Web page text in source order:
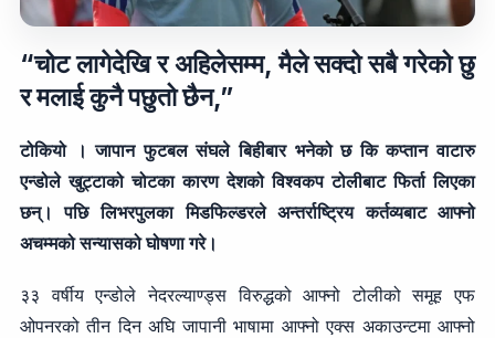
“चोट लागेदेखि र अहिलेसम्म, मैले सक्दो सबै गरेको छु
र मलाई कुनै पछुतो छैन,”
टोकियो । जापान फुटबल संघले बिहीबार भनेको छ कि कप्तान वाटारु
एन्डोले खुट्टाको चोटका कारण देशको विश्वकप टोलीबाट फिर्ता लिएका
छन्। पछि लिभरपुलका मिडफिल्डरले अन्तर्राष्ट्रिय कर्तव्यबाट आफ्नो
अचम्मको सन्यासको घोषणा गरे।
३३ वर्षीय एन्डोले नेदरल्याण्ड्स विरुद्धको आफ्नो टोलीको समूह एफ
ओपनरको तीन दिन अघि जापानी भाषामा आफ्नो एक्स अकाउन्टमा आफ्नो